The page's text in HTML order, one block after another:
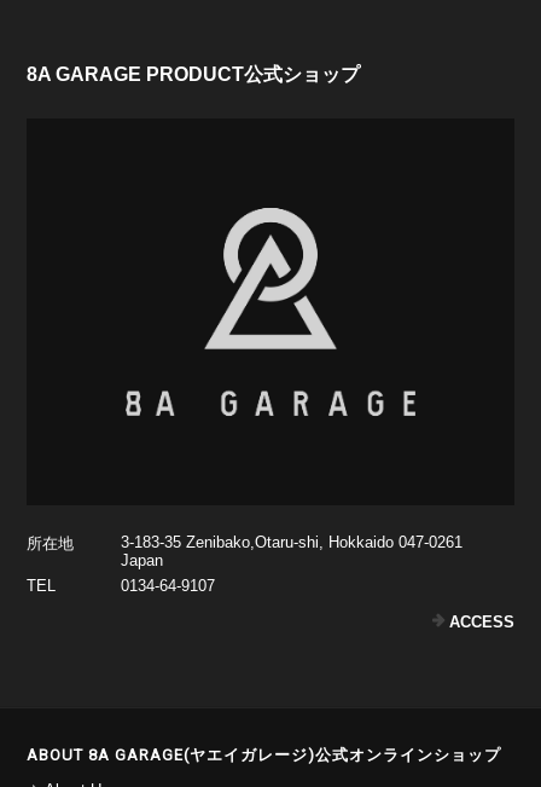
8A GARAGE PRODUCT公式ショップ
所在地
3-183-35 Zenibako,Otaru-shi, Hokkaido 047-0261
Japan
TEL
0134-64-9107
ACCESS
ABOUT 8A GARAGE(ヤエイガレージ)公式オンラインショップ